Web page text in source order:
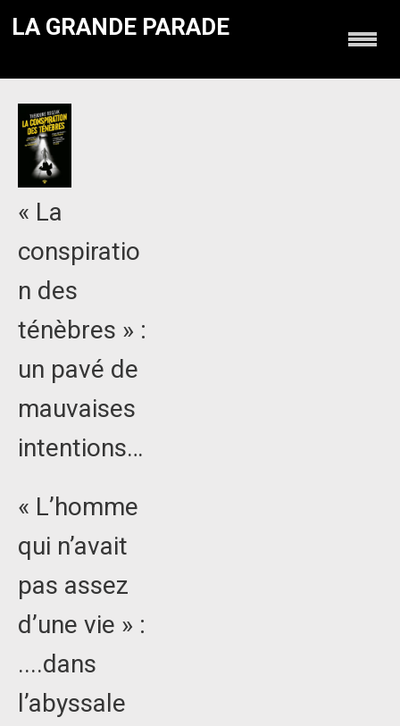
LA GRANDE PARADE
« La
conspiratio
n des
ténèbres » :
un pavé de
mauvaises
intentions…
« L’homme
qui n’avait
pas assez
d’une vie » :
....dans
l’abyssale